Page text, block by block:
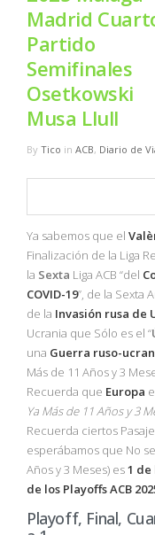
FORMACIÓN
NBA
Madrid
Partido
Semifinales
Osetkowski
Musa Llull
By Tico in ACB, Diario de
Ya sabemos que el
Finalización de la Liga
la Sexta Liga ACB “del
COVID-19”, de la Sexta
de la Invasión rusa de
Ucrania que Sólo es el “
una Guerra ruso-
Más de 11 Años y 3
Recuerda que Europa
Ya Más de 11 Años y 3
Recuerda ciertos
esperábamos que No
Años y 3 Meses) es1 de
de los PlayoffsACB
Playoff, Final,